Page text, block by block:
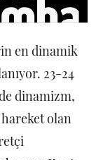
en dinamik
23-24
dinamizm,
olan